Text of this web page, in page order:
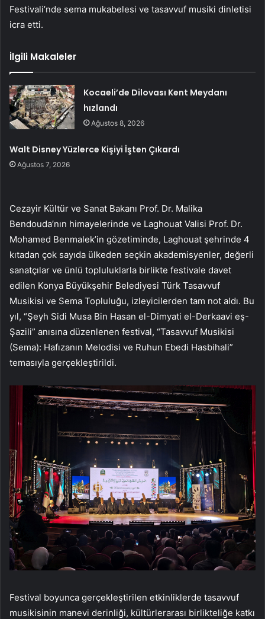
Festivali’nde sema mukabelesi ve tasavvuf musiki dinletisi
icra etti.
İlgili Makaleler
Kocaeli’de Dilovası Kent Meydanı
hızlandı
Ağustos 8, 2026
Walt Disney Yüzlerce Kişiyi İşten Çıkardı
Ağustos 7, 2026
Cezayir Kültür ve Sanat Bakanı Prof. Dr. Malika
Bendouda’nın himayelerinde ve Laghouat Valisi Prof. Dr.
Mohamed Benmalek’in gözetiminde, Laghouat şehrinde 4
kıtadan çok sayıda ülkeden seçkin akademisyenler, değerli
sanatçılar ve ünlü topluluklarla birlikte festivale davet
edilen Konya Büyükşehir Belediyesi Türk Tasavvuf
Musikisi ve Sema Topluluğu, izleyicilerden tam not aldı. Bu
yıl, “Şeyh Sidi Musa Bin Hasan el-Dimyati el-Derkaavi eş-
Şazili” anısına düzenlenen festival, “Tasavvuf Musikisi
(Sema): Hafızanın Melodisi ve Ruhun Ebedi Hasbihali”
temasıyla gerçekleştirildi.
Festival boyunca gerçekleştirilen etkinliklerde tasavvuf
musikisinin manevi derinliği, kültürlerarası birlikteliğe katkı